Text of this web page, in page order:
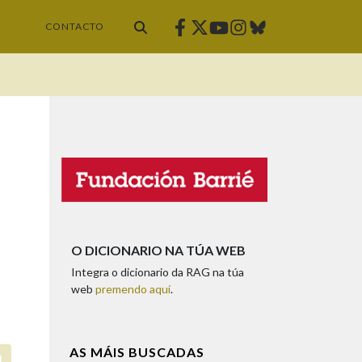
CONTACTO Facebook
Twitter
Youtube
Instagram
Bluesky
O DICIONARIO NA TÚA WEB
Integra o dicionario da RAG na túa
web premendo aquí.
AS MÁIS BUSCADAS